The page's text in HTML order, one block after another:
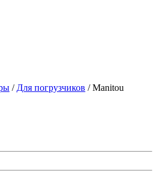
/ Для погрузчиков /Manitou